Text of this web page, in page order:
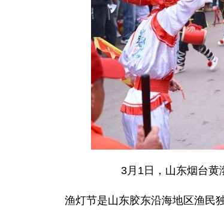
3月1日，山东烟台黄
渔灯节是山东胶东沿海地区渔民